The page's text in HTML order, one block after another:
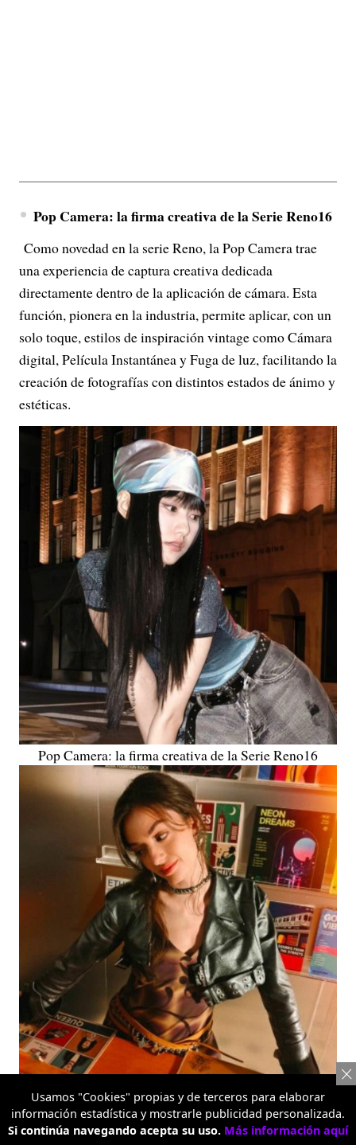
Pop Camera: la firma creativa de la Serie Reno16
Como novedad en la serie Reno, la Pop Camera trae
una experiencia de captura creativa dedicada
directamente dentro de la aplicación de cámara. Esta
función, pionera en la industria, permite aplicar, con un
solo toque, estilos de inspiración vintage como Cámara
digital, Película Instantánea y Fuga de luz, facilitando la
creación de fotografías con distintos estados de ánimo y
estéticas.
Pop Camera: la firma creativa de la Serie Reno16
Serie Reno16
Usamos "Cookies" propias y de terceros para elaborar
información estadística y mostrarle publicidad personalizada.
Si continúa navegando acepta su uso. Más información aquí